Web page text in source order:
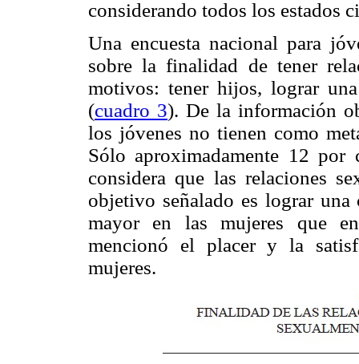
considerando todos los estados
Una encuesta nacional para
sobre la finalidad de tener
motivos: tener hijos, lograr
(cuadro 3). De la información
los jóvenes no tienen como
Sólo aproximadamente 12
considera que las relaciones
objetivo señalado es lograr
mayor en las mujeres que
mencionó el placer y la
mujeres.